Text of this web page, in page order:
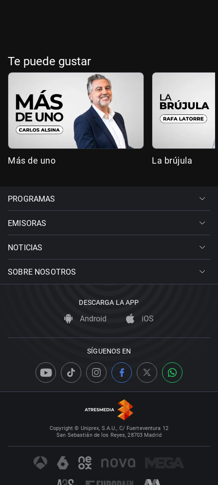
Te puede gustar
Más de uno La brújula
PROGRAMAS
EMISORAS
NOTICIAS
SOBRE NOSOTROS
DESCARGA LA APP
Android iOS
SÍGUENOS EN
Copyright © Uniprex, S.A.U., C/ Fuerteventura 12
San Sebastián de los Reyes, 28703 Madrid